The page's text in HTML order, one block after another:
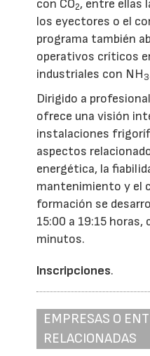
con CO2, entre ellas
los eyectores o el
programa también
operativos críticos
industriales con NH3
Dirigido a
ofrece una visión
instalaciones
aspectos
energética, la
mantenimiento y el
formación se
15:00 a 19:15 horas,
minutos.
Inscripciones.
EMPRESAS O
RELACIONADAS